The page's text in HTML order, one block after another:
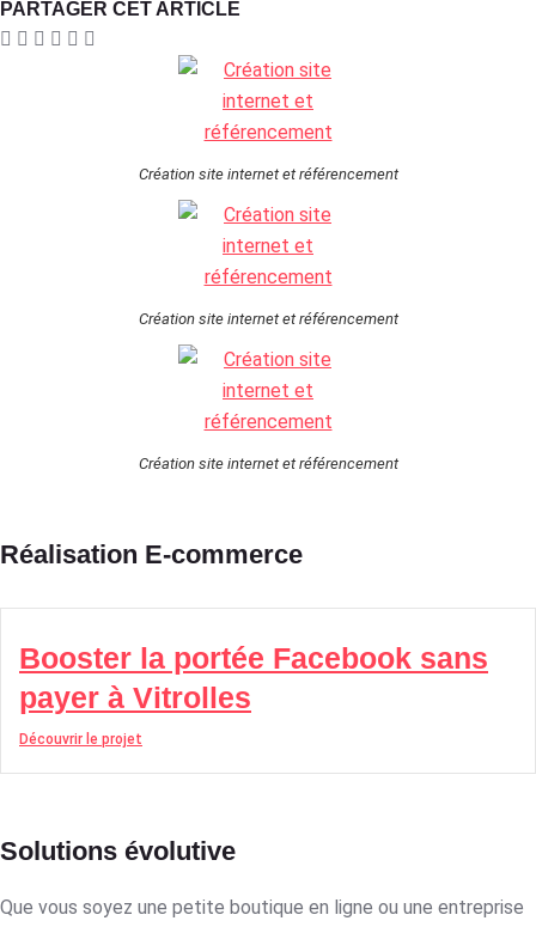
PARTAGER CET ARTICLE
Création site internet et référencement
Création site internet et référencement
Création site internet et référencement
Réalisation E-commerce
Booster la portée Facebook sans
payer à Vitrolles
Découvrir le projet
Solutions évolutive
Que vous soyez une petite boutique en ligne ou une entreprise